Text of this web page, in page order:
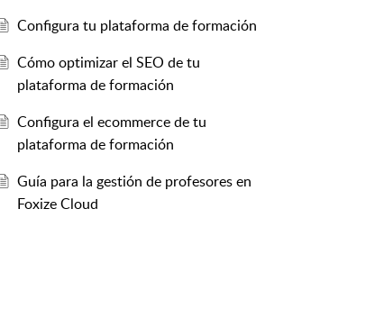
Configura tu plataforma de formación
Cómo optimizar el SEO de tu
plataforma de formación
Configura el ecommerce de tu
plataforma de formación
Guía para la gestión de profesores en
Foxize Cloud